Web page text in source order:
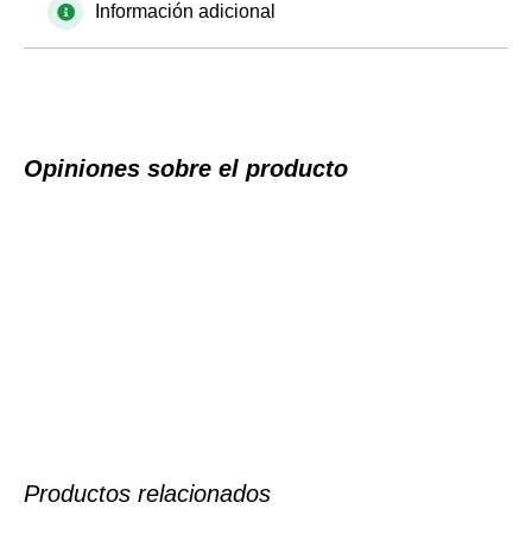
Información adicional
Opiniones sobre el producto
Productos relacionados